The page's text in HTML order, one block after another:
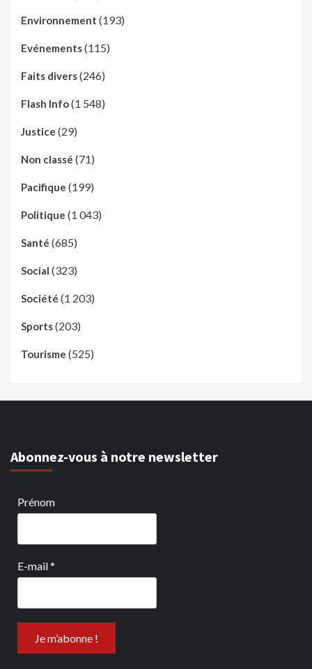
Environnement (193)
Evénements(115)
Faits divers(246)
Flash Info(1 548)
Justice (29)
Non classé (71)
Pacifique (199)
Politique (1 043)
Santé (685)
Social (323)
Société (1 203)
Sports(203)
Tourisme (525)
Abonnez-vous à notre newsletter
Prénom
E-mail*